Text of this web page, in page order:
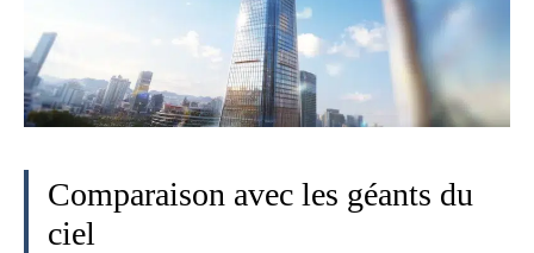
Comparaison avec les géants du
ciel